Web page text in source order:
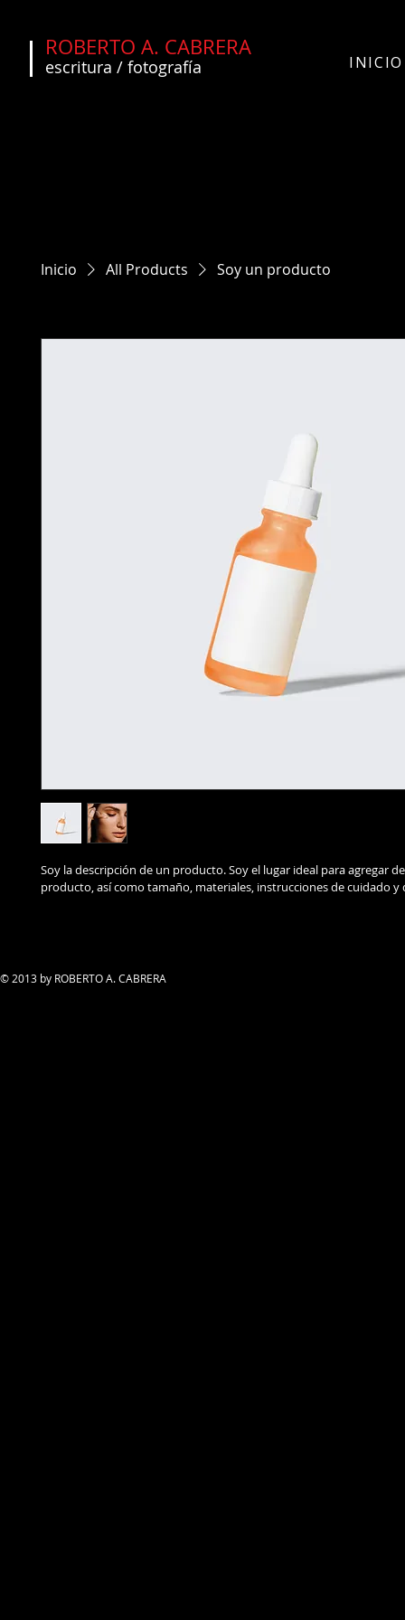
ROBERTO A. CABRERA
escritura / fotografía INICIO
Inicio All Products Soy un producto
Soy la descripción de un producto. Soy el lugar ideal para agregar
producto, así como tamaño, materiales, instrucciones de cuidado y
© 2013 by ROBERTO A. CABRERA